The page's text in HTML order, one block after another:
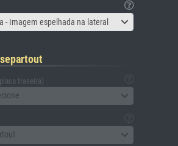
- Imagem espelhada na lateral
traseira)